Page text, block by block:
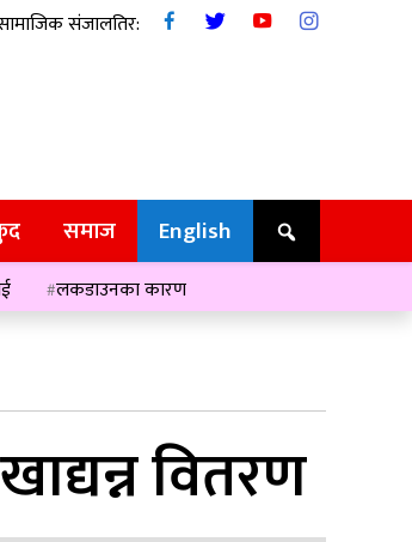
संजालतिर:
समाज English
लकडाउनका कारण
वितरण